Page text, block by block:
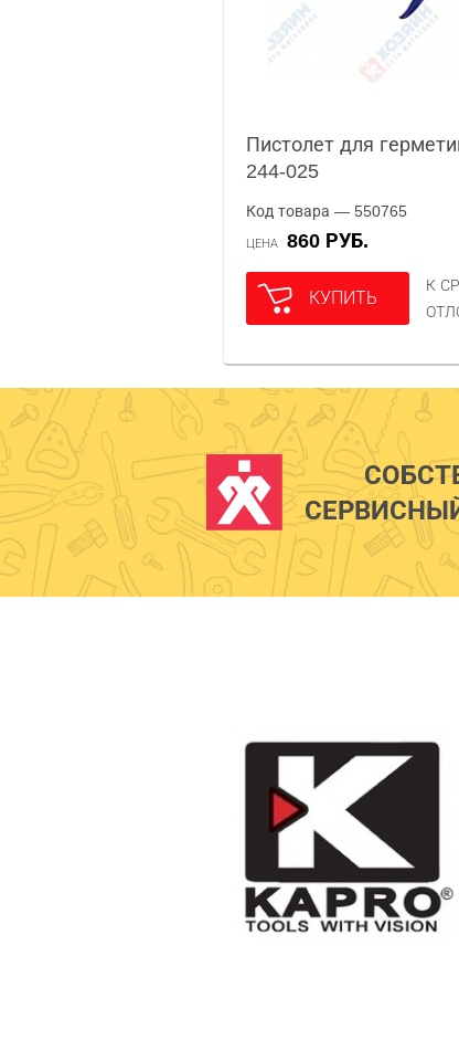
Пистолет для
244-025
Код товара — 550765
ЦЕНА 860 РУБ.
КУПИТЬ
К